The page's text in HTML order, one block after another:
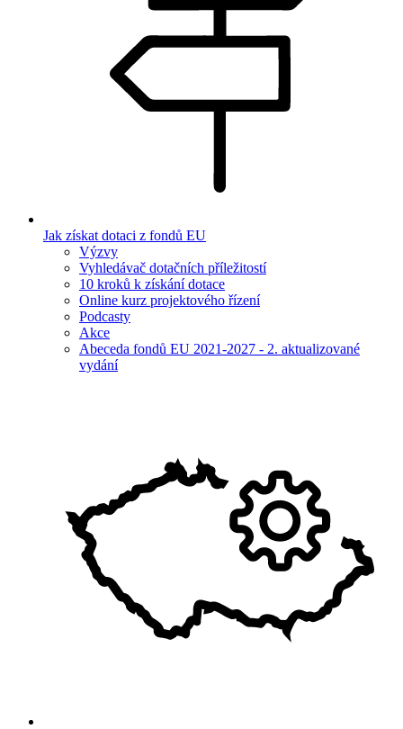
Jak získat dotaci z fondů EU
Výzvy
Vyhledávač dotačních příležitostí
10 kroků k získání dotace
Online kurz projektového řízení
Podcasty
Akce
Abeceda fondů EU 2021-2027 - 2. aktualizované
vydání